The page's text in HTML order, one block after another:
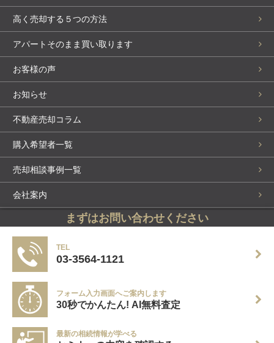
まずはお問い合わせください
TEL
03-3564-1121
フォーム入力画面へご案内します
30秒でかんたん! AI無料査定
最新の相続情報が学べる
高く売却する５つの方法
アパートそのまま買い取ります
お客様の声
お知らせ
不動産売却コラム
購入希望者一覧
売却相談事例一覧
会社案内
スタッフ紹介
お問い合わせ・来店予約
個人情報保護方針
サイトマップ